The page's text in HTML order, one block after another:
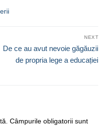
NEXT
Next
post:
De ce au avut nevoie găgăuzii
de propria lege a educației
Câmpurile obligatorii sunt